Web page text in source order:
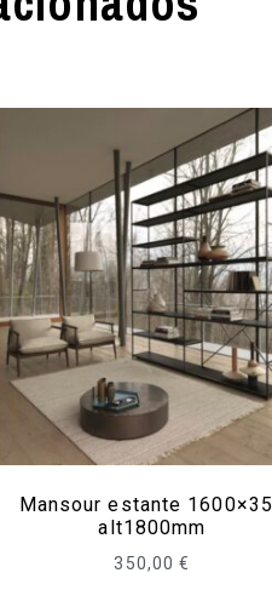
Mansour estante
alt1800mm
350,00€